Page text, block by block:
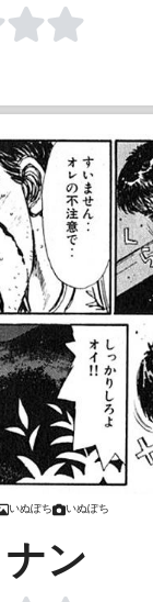
いぬぽち いぬぽち
ン